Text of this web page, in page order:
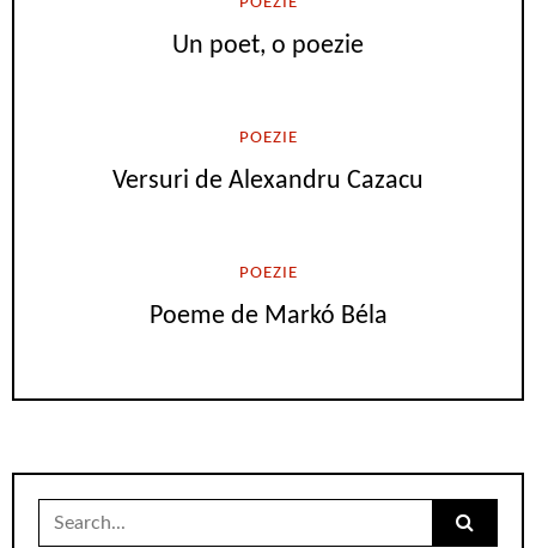
Un poet, o poezie
POEZIE
Versuri de Alexandru Cazacu
POEZIE
Poeme de Markó Béla
Search